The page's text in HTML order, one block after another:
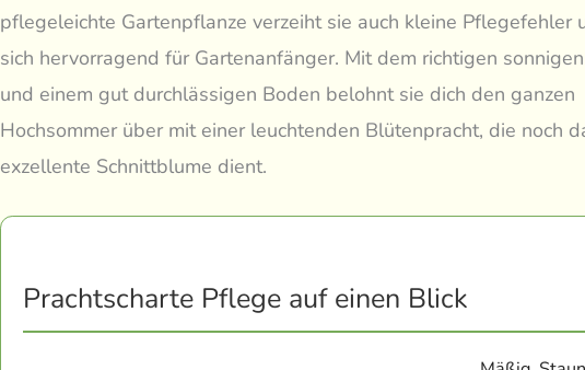
pflegeleichte Gartenpflanze verzeiht sie auch kleine Pflegefehler
sich hervorragend für Gartenanfänger. Mit dem richtigen
und einem gut durchlässigen Boden belohnt sie dich den ganzen
Hochsommer über mit einer leuchtenden Blütenpracht, die noch
exzellente Schnittblume dient.
Prachtscharte Pflege auf einen Blick